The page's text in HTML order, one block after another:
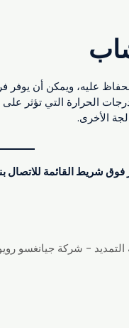
عليه، ويمكن أن يوفر
درجات الحرارة التي
الأخرى.
شريط القائمة للاتصال
- شركة جيانغسو